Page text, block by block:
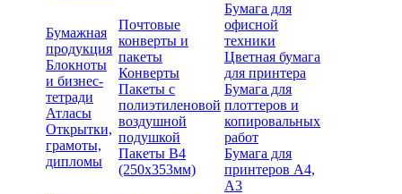
Бумажная
продукция
Блокноты
и бизнес-
тетради
Атласы
Открытки,
грамоты,
дипломы
Почтовые
конверты и
пакеты
Конверты
Пакеты с
полиэтиленовой
воздушной
подушкой
Пакеты В4
(250х353мм)
Бумага для
офисной
техники
Цветная бумага
для принтера
Бумага для
плоттеров и
копировальных
работ
Бумага для
принтеров А4,
А3